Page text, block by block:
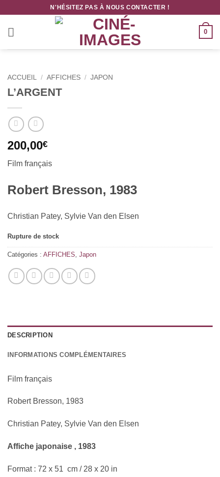
contenu
N'HÉSITEZ PAS À NOUS CONTACTER !
0
ACCUEIL / AFFICHES / JAPON
L’ARGENT
200,00€
Film français
Robert Bresson, 1983
Christian Patey, Sylvie Van den Elsen
Rupture de stock
Catégories : AFFICHES Japon
DESCRIPTION
INFORMATIONS COMPLÉMENTAIRES
Film français
Robert Bresson, 1983
Christian Patey, Sylvie Van den Elsen
Affiche japonaise , 1983
Format : 72 x 51 cm / 28 x 20 in